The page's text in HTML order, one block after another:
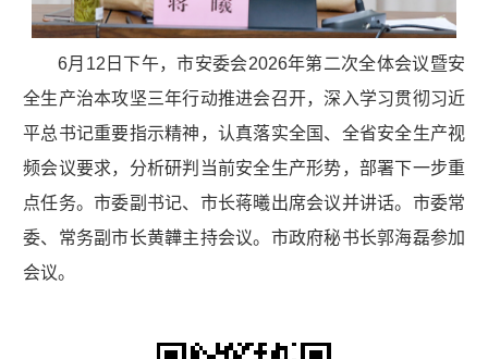
6月12日下午，市安委会2026年第二次全体会议暨安
全生产治本攻坚三年行动推进会召开，深入学习贯彻习近
平总书记重要指示精神，认真落实全国、全省安全生产视
频会议要求，分析研判当前安全生产形势，部署下一步重
点任务。市委副书记、市长蒋曦出席会议并讲话。市委常
委、常务副市长黄韡主持会议。市政府秘书长郭海磊参加
会议。